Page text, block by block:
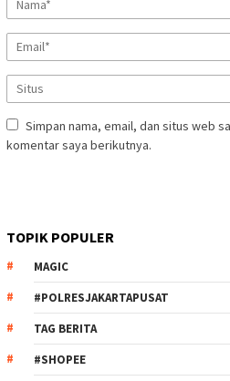
Simpan nama, email, dan situs web
komentar saya berikutnya.
TOPIK POPULER
MAGIC
#POLRESJAKARTAPUSAT
TAG BERITA
#SHOPEE